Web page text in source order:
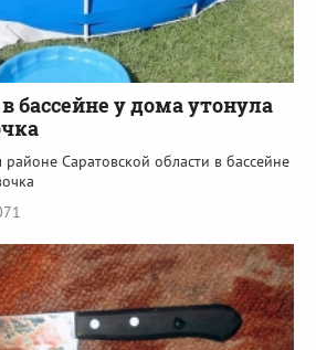
бассейне у дома утонула
районе Саратовской области в бассейне